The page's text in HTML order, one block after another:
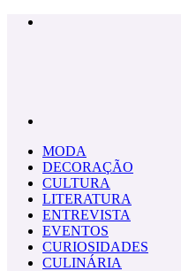
MODA
DECORAÇÃO
CULTURA
LITERATURA
ENTREVISTA
EVENTOS
CURIOSIDADES
CULINÁRIA